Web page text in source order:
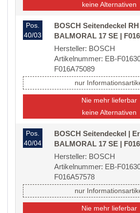
keine Alternativen
Pos.
40/03
BOSCH Seitendeckel
BALMORAL 17 SE |
Hersteller: BOSCH
Artikelnummer: EB-
F016A75089
nur
Nie mehr lieferbar
keine Alternativen
Pos.
40/04
BOSCH Seitendeckel |
BALMORAL 17 SE |
Hersteller: BOSCH
Artikelnummer: EB-
F016A57578
nur
Nie mehr lieferbar